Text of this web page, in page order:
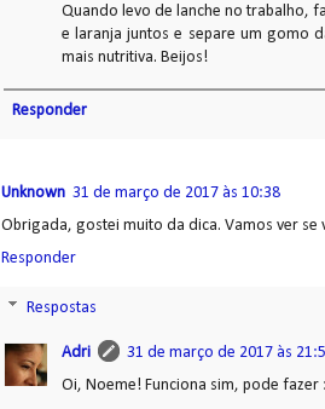
Quando levo de lanche no trabalho,
e laranja juntos e separe um gomo
mais nutritiva. Beijos!
Responder
Unknown 31 de março de 2017 às 10:38
Obrigada, gostei muito da dica. Vamos ver se
Responder
Respostas
Adri
31 de março de 2017 às
Oi, Noeme! Funciona sim, pode fazer